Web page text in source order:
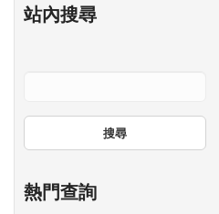
站內搜尋
搜尋
熱門查詢